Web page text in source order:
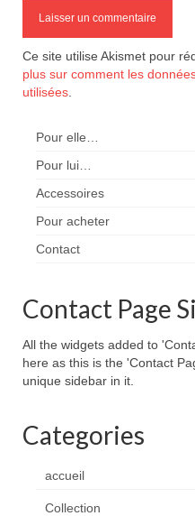
Ce site utilise Akismet pour
plus sur comment les
utilisées
Pour elle…
Pour lui…
Accessoires
Pour acheter
Contact
Contact Page
All the widgets added to
here as this is the 'Contact
unique sidebar in it.
Categories
accueil
Collection